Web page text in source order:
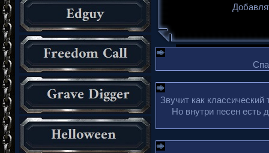
Звучит как
Но внутри песен есть